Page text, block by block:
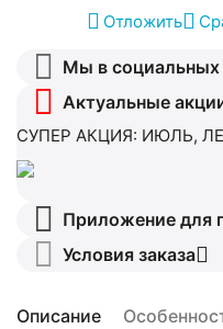
Отложить
Мы в социальных
Актуальные
СУПЕР АКЦИЯ: ИЮЛЬ,
Приложение для
Условия заказа
Описание